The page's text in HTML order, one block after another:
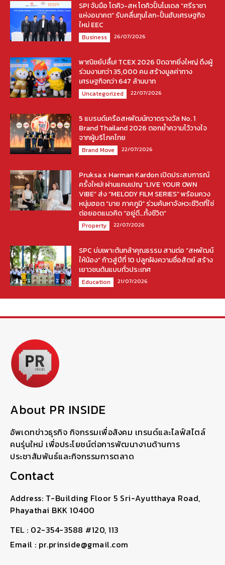
SPI จับมือ โตคิว-สห โตคิวปั้นโมเดล “ศรีราชา
แห่งอนาคต” รับคลื่นทุนโลก-ปั้นฮับเศรษฐกิจ
ใหม่ EEC
Business 26/07/2026
พาณิชย์ปลื้ม! TCEX 2026 ปิดฉากยิ่งใหญ่ ดึงผู้
ร่วมงานกว่า 35,000 คน สร้างมูลค่าทาง
เศรษฐกิจกว่า 647 ล้านบาท
Uncategorized 22/07/2026
5 แบรนด์เครือสหพัฒน์กวาดรางวัล No. 1
Brand Thailand 2026 ตอกย้ำความไว้วางใจ
จากผู้บริโภคไทย
Brand Move 22/07/2026
Pruksa x Harman Kardon เปิดประสบการณ์
ครั้งใหม่! ผ่านแคมเปญ “LIVE YOUR OWN
VIBE” ส่ง “MELODY FILM SERIES” พร้อมควง
หนุ่มฮอต “มาย ภาคภูมิ” ร่วมค้นหาจังหวะชีวิตที่ใช่
ต่อยอดแนวคิด “อยู่ดี…ทั้งชีวิต”
Property 22/07/2026
SPC บ่มเพาะต้นกล้าคุณธรรม สานต่อ “สหพัฒน์
ให้น้อง” ก้าวสู่ปีที่ 10 ปลูกฝังความซื่อสัตย์ สร้าง
เยาวชนต้นแบบทั่วประเทศ
Education 21/07/2026
About PR INSIDE
อัพเดทข่าวธุรกิจ กิจกรรมเพื่อสังคม เทรนด์และไลฟ์สไตล์
คนรุ่นใหม่ เพื่อประโยชน์ต่อการพัฒนางานด้านการ
ประชาสัมพันธ์และกิจกรรมการตลาด
Contact
Address: T-Building Floor 5 Sri-Ayutthaya Road,
Phayathai BKK 10400
TEL : 02-354-3588 #120, 113
Email : pr.prinside@gmail.com